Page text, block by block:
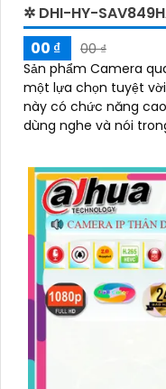
✲ DHI-HY-
00 ₫
00 ₫
Sản phẩm Camera
một lựa chọn tuyệt vời
này có chức năng
dùng nghe và nói